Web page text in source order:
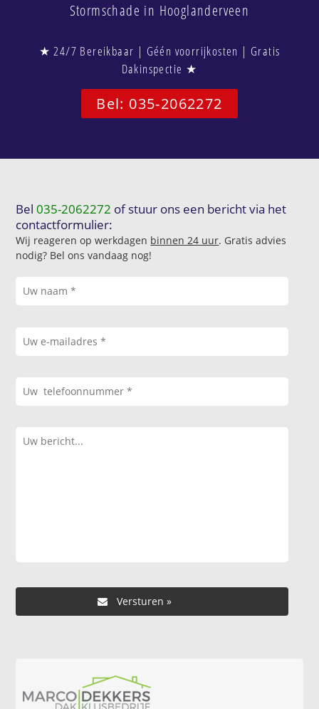
Stormschade in Hooglanderveen
★ 24/7 Bereikbaar | Géén voorrijkosten | Gratis
Dakinspectie ★
Bel: 035-2062272
Bel035-2062272 of stuur ons een bericht via het
contactformulier:
Wij reageren op werkdagen binnen 24 uur. Gratis advies
nodig? Bel ons vandaag nog!